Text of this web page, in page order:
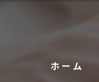
ホーム